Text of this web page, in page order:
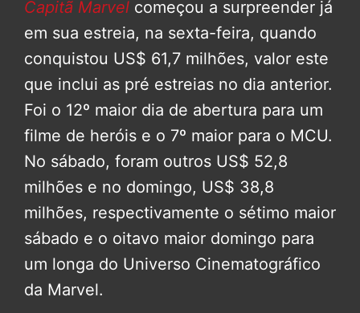
Capitã Marvel começou a surpreender já
em sua estreia, na sexta-feira, quando
conquistou US$ 61,7 milhões, valor este
que inclui as pré estreias no dia anterior.
Foi o 12º maior dia de abertura para um
filme de heróis e o 7º maior para o MCU.
No sábado, foram outros US$ 52,8
milhões e no domingo, US$ 38,8
milhões, respectivamente o sétimo maior
sábado e o oitavo maior domingo para
um longa do Universo Cinematográfico
da Marvel.